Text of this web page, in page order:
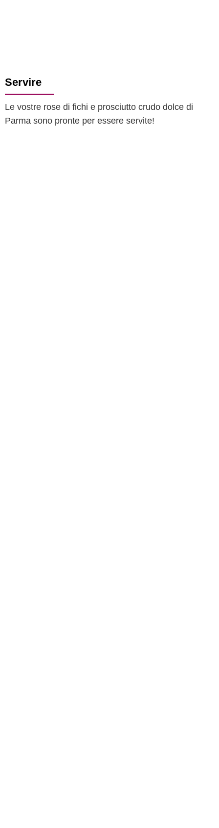
Servire
Le vostre rose di fichi e prosciutto crudo dolce di
Parma sono pronte per essere servite!